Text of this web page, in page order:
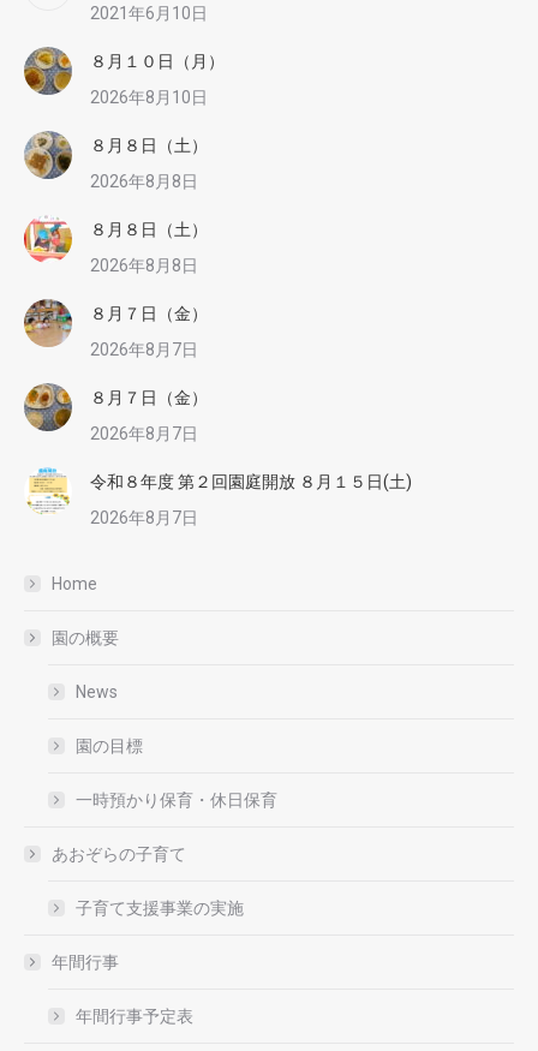
2021年6月10日
８月１０日（月）
2026年8月10日
８月８日（土）
2026年8月8日
８月８日（土）
2026年8月8日
８月７日（金）
2026年8月7日
８月７日（金）
2026年8月7日
令和８年度 第２回園庭開放 ８月１５日(土)
2026年8月7日
Home
園の概要
News
園の目標
一時預かり保育・休日保育
あおぞらの子育て
子育て支援事業の実施
年間行事
年間行事予定表